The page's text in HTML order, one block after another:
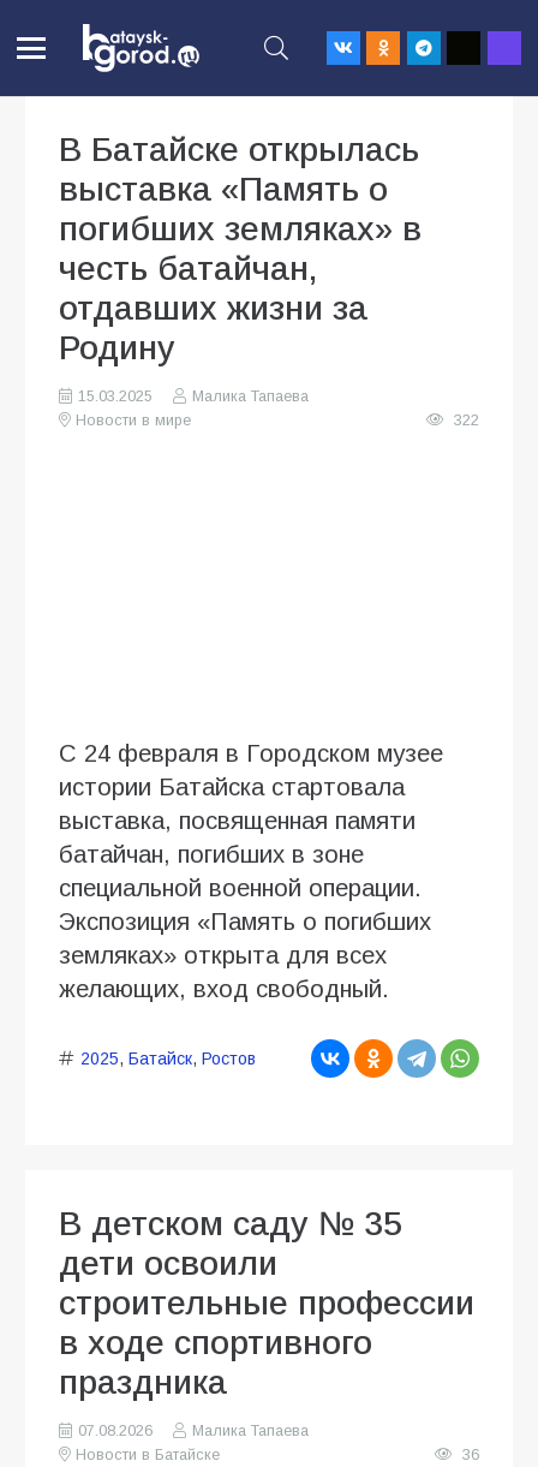
В Батайске открылась
выставка «Память о
погибших земляках» в
честь батайчан,
отдавших жизни за
Родину
15.03.2025
Малика Тапаева
Новости в мире
322
С 24 февраля в Городском музее
истории Батайска стартовала
выставка, посвященная памяти
батайчан, погибших в зоне
специальной военной операции.
Экспозиция «Память о погибших
земляках» открыта для всех
желающих, вход свободный.
2025, Батайск, Ростов
В детском саду № 35
дети освоили
строительные профессии
в ходе спортивного
праздника
07.08.2026
Малика Тапаева
Новости в Батайске
36